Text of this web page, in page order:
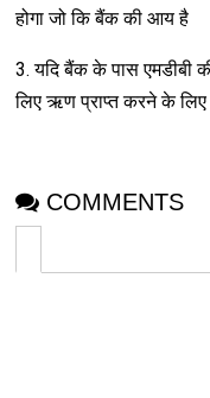
होगा जो कि बैंक की आय है
3. यदि बैंक के पास एमडीबी
लिए ऋण प्राप्त करने के लिए
COMMENTS